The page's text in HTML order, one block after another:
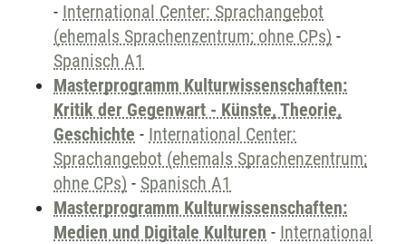
- International Center: Sprachangebot
(ehemals Sprachenzentrum; ohne CPs) -
Spanisch A1
Masterprogramm Kulturwissenschaften:
Kritik der Gegenwart - Künste, Theorie,
Geschichte - International Center:
Sprachangebot (ehemals Sprachenzentrum;
ohne CPs) - Spanisch A1
Masterprogramm Kulturwissenschaften:
Medien und Digitale Kulturen - International